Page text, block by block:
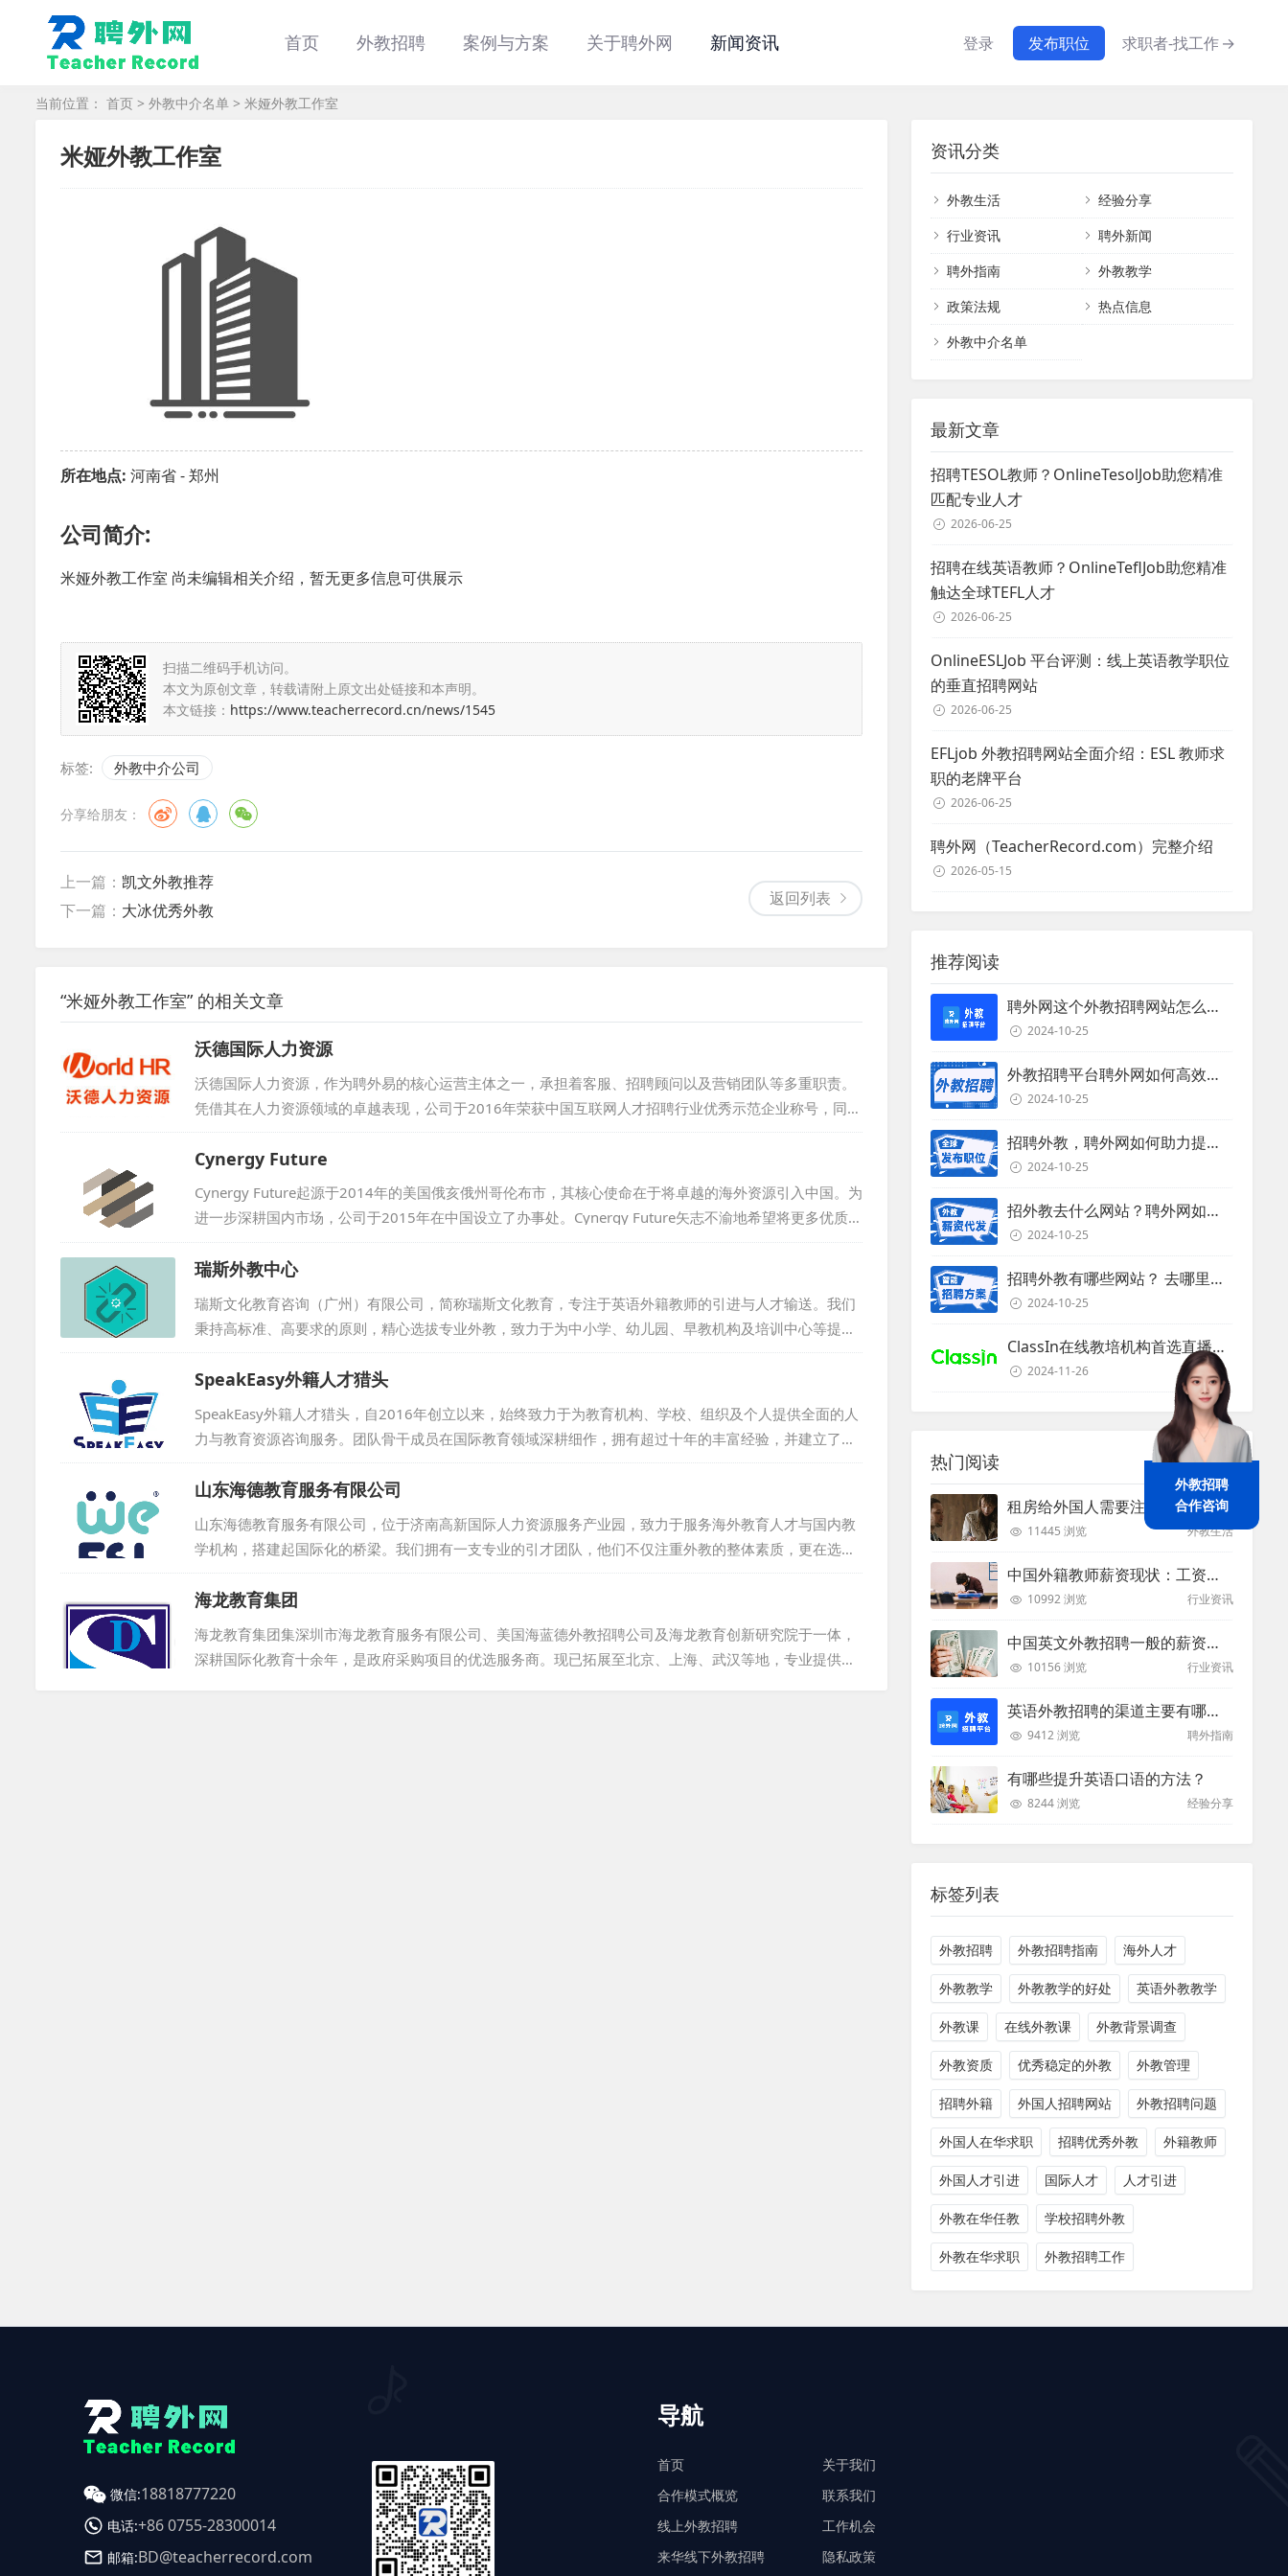
首页 外教招聘 案例与方案 关于聘外网 新闻资讯 登录 发布职位 求职者-找工作→
当前位置： 首页 > 外教中介名单 > 米娅外教工作室
米娅外教工作室
所在地点: 河南省 - 郑州
公司简介:
米娅外教工作室 尚未编辑相关介绍，暂无更多信息可供展示
扫描二维码手机访问。
本文为原创文章，转载请附上原文出处链接和本声明。
本文链接： https://www.teacherrecord.cn/news/1545
标签: 外教中介公司
分享给朋友：
返回列表
上一篇： 凯文外教推荐
下一篇： 大冰优秀外教
“米娅外教工作室” 的相关文章
沃德国际人力资源
沃德国际人力资源，作为聘外易的核心运营主体之一，承担着客服、招聘顾问以及营销团队等多重职责。
凭借其在人力资源领域的卓越表现，公司于2016年荣获中国互联网人才招聘行业优秀示范企业称号，同时
积极与学校展开合作，为行业输送优秀人才。...
Cynergy Future
Cynergy Future起源于2014年的美国俄亥俄州哥伦布市，其核心使命在于将卓越的海外资源引入中国。为
进一步深耕国内市场，公司于2015年在中国设立了办事处。Cynergy Future矢志不渝地希望将更多优质的
海外资源引入中国，通过教育的桥梁，让中国的学子们能够亲身体验并领略世界的广阔与多彩。依托中美
双方优质的院校资源，公司已成功促成了多所中美院校的合作与交流，进而推动中美两国在教育和文化领
域的深度交融与发展。...
瑞斯外教中心
瑞斯文化教育咨询（广州）有限公司，简称瑞斯文化教育，专注于英语外籍教师的引进与人才输送。我们
秉持高标准、高要求的原则，精心选拔专业外教，致力于为中小学、幼儿园、早教机构及培训中心等提供
优质服务。多年来，我们成功为国内众多学校及机构输送了大批优秀外籍教师，积累了丰富的选聘经验。
在外教培养与管理方面，我们采用卓有成效的方法，并推动国内外基础教育实验项目在各校的实施，赢得
了学校的广泛信赖与支持。我们积极促进中西方教育与文化的交流，助力其健康发展。如今，我们已在广
州、佛山、深圳、长沙、西安、成都等全国多地提供外教服务，期待...
SpeakEasy外籍人才猎头
SpeakEasy外籍人才猎头，自2016年创立以来，始终致力于为教育机构、学校、组织及个人提供全面的人
力与教育资源咨询服务。团队骨干成员在国际教育领域深耕细作，拥有超过十年的丰富经验，并建立了广
泛的外籍教师资源及招聘网络。尽管成立时间尚短，但凭借卓越的信誉和专业的服务，思悦教育已赢得了
众多知名机构与个人的青睐，包括新东方、华尔街、流利英语、芝麻街英语等，并与他们签订了长期服务
协议。我们始终坚守诚信为本，坚持提供个性化服务，全心全意为客户着想。期待与您的合作，共创美好
未来。...
山东海德教育服务有限公司
山东海德教育服务有限公司，位于济南高新国际人力资源服务产业园，致力于服务海外教育人才与国内教
学机构，搭建起国际化的桥梁。我们拥有一支专业的引才团队，他们不仅注重外教的整体素质，更在选拔
过程中严格把关，确保外教水平达到高标准。我们的目标，是减轻用才机构的用人压力，降低用人风险，
让每一位合作伙伴都能安心、放心。作为一家靠谱的外教中介机构，我们始终坚守诚信、专业、高效的服
务宗旨，努力为各方创造更多的价值。山东海德，愿与您携手共创美好未来，共同书写国际教育的华
章！...
海龙教育集团
海龙教育集团集深圳市海龙教育服务有限公司、美国海蓝德外教招聘公司及海龙教育创新研究院于一体，
深耕国际化教育十余年，是政府采购项目的优选服务商。现已拓展至北京、上海、武汉等地，专业提供外
资讯分类
外教生活
经验分享
行业资讯
聘外新闻
聘外指南
外教教学
政策法规
热点信息
外教中介名单
最新文章
招聘TESOL教师？OnlineTesolJob助您精准
匹配专业人才
2026-06-25
招聘在线英语教师？OnlineTeflJob助您精准
触达全球TEFL人才
2026-06-25
OnlineESLJob 平台评测：线上英语教学职位
的垂直招聘网站
2026-06-25
EFLjob 外教招聘网站全面介绍：ESL 教师求
职的老牌平台
2026-06-25
聘外网（TeacherRecord.com）完整介绍
2026-05-15
推荐阅读
聘外网这个外教招聘网站怎么样？
2024-10-25
外教招聘平台聘外网如何高效招聘外教？
2024-10-25
招聘外教，聘外网如何助力提升招聘效率？
2024-10-25
招外教去什么网站？聘外网如何助力企业外教招聘
2024-10-25
招聘外教有哪些网站？ 去哪里招聘外教？
2024-10-25
ClassIn在线教培机构首选直播课堂服务商
2024-11-26
热门阅读
租房给外国人需要注意些什么？
11445 浏览 外教生活
中国外籍教师薪资现状：工资和待遇都非常高
10992 浏览 行业资讯
中国英文外教招聘一般的薪资是多少？
10156 浏览 行业资讯
英语外教招聘的渠道主要有哪些？
9412 浏览 聘外指南
有哪些提升英语口语的方法？
8244 浏览 经验分享
标签列表
外教招聘 外教招聘指南 海外人才
外教教学 外教教学的好处 英语外教教学
外教课 在线外教课 外教背景调查
外教资质 优秀稳定的外教 外教管理
招聘外籍 外国人招聘网站 外教招聘问题
外国人在华求职 招聘优秀外教 外籍教师
外国人才引进 国际人才 人才引进
外教在华任教 学校招聘外教
外教在华求职 外教招聘工作
微信:18818777220
电话:+86 0755-28300014
邮箱:BD@teacherrecord.com
导航
首页
合作模式概览
线上外教招聘
来华线下外教招聘
关于我们
联系我们
工作机会
隐私政策
外教招聘
合作咨询